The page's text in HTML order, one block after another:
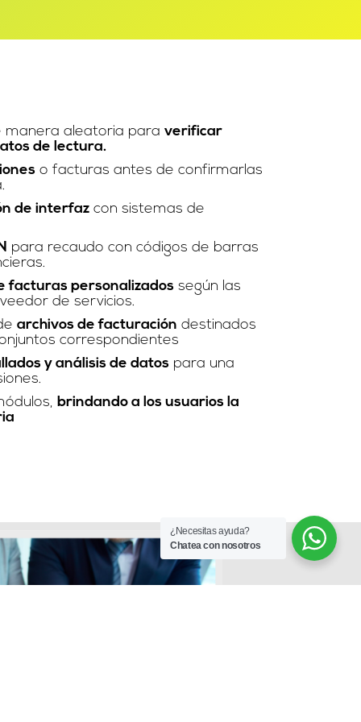
manera aleatoria para verificar
de lectura.
o facturas antes de confirmarlas
de interfazcon sistemas de
para recaudo con códigos de barras
facturas personalizados según las
de servicios.
archivos de facturación destinados
correspondientes
y análisis de datos para una
brindando a los usuarios la
¿Necesitas ayuda?
Chatea con nosotros